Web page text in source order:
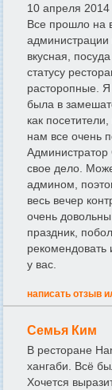
10 апреля 2014
Все прошло на
администрации
вкусная,
статусу
расторопные.
была в
как
нам все очень
свое дело.
админом,
весь вечер
очень
праздник,
рекомендовать
у вас.
написать отзыв
Семья Ким
В ресторане
хангаби. Всё
Хочется